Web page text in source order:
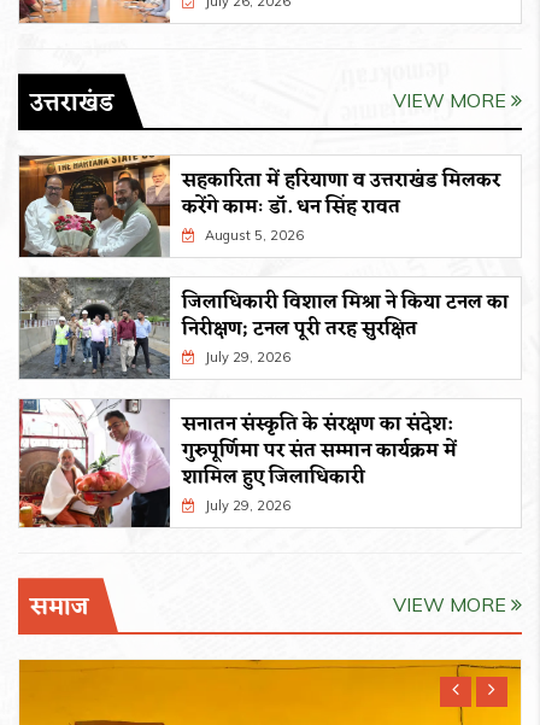
उत्तराखंड VIEW MORE
सहकारिता में हरियाणा व उत्तराखंड मिलकर
करेंगे कामः डाॅ. धन सिंह रावत
August 5, 2026
जिलाधिकारी विशाल मिश्रा ने किया टनल का
निरीक्षण; टनल पूरी तरह सुरक्षित
July 29, 2026
सनातन संस्कृति के संरक्षण का संदेश:
गुरुपूर्णिमा पर संत सम्मान कार्यक्रम में
शामिल हुए जिलाधिकारी
July 29, 2026
समाज VIEW MORE